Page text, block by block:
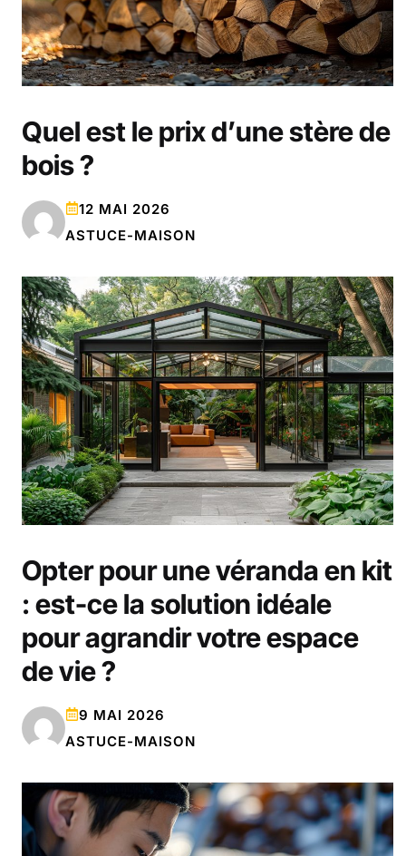
Quel est le prix d’une stère de
bois ?
12 MAI 2026
ASTUCE-MAISON
Opter pour une véranda en kit
: est-ce la solution idéale
pour agrandir votre espace
de vie ?
9 MAI 2026
ASTUCE-MAISON